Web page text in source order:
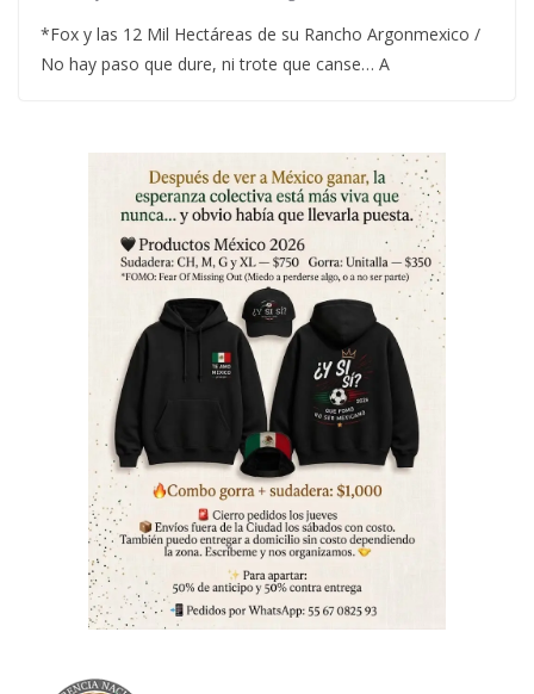
*Fox y las 12 Mil Hectáreas de su Rancho Argonmexico /
No hay paso que dure, ni trote que canse… A